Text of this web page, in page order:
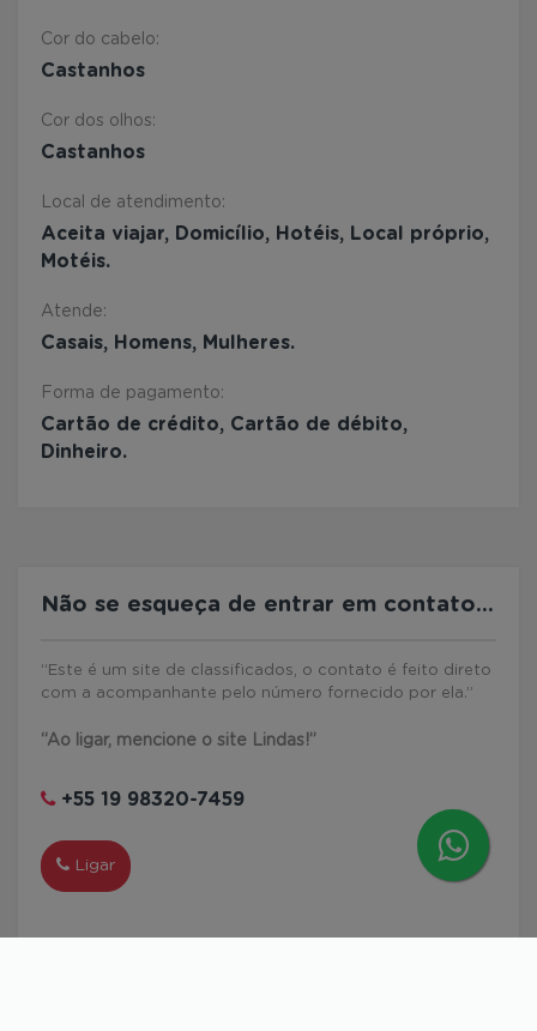
Cor do cabelo:
Castanhos
Cor dos olhos:
Castanhos
Local de atendimento:
Aceita viajar, Domicílio, Hotéis, Local próprio,
Motéis.
Atende:
Casais, Homens, Mulheres.
Forma de pagamento:
Cartão de crédito, Cartão de débito,
Dinheiro.
Não se esqueça de entrar em contato...
“Este é um site de classificados, o contato é feito direto
com a acompanhante pelo número fornecido por ela.”
“Ao ligar, mencione o site Lindas!”
+55 19 98320-7459
Ligar